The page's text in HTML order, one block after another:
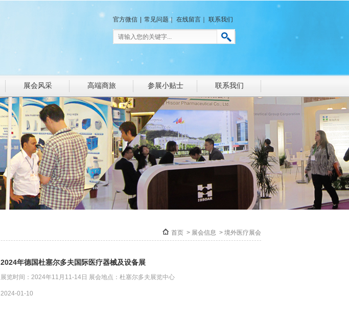
官方微信 常见问题｜ 在线留言 联系我们
展会风采 高端商旅 参展小贴士 联系我们
首页 > 展会信息 > 境外医疗展会
2024年德国杜塞尔多夫国际医疗器械及设备展
展览时间：2024年11月11-14日 展会地点：杜塞尔多夫展览中心
2024-01-10